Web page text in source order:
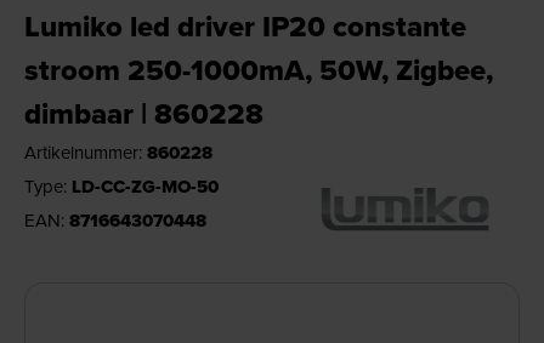
Lumiko led driver IP20 constante
stroom 250-1000mA, 50W, Zigbee,
dimbaar | 860228
Artikelnummer: 860228
Type: LD-CC-ZG-MO-50
EAN: 8716643070448